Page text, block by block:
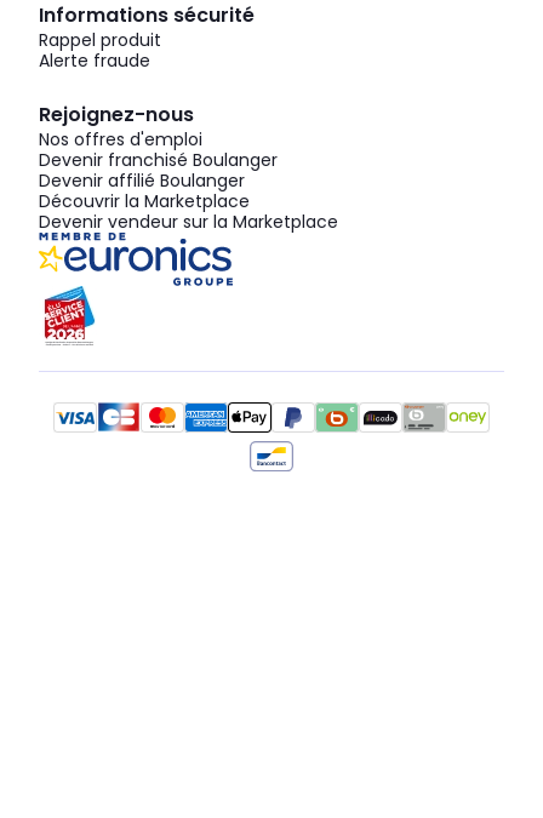
Informations sécurité
Rappel produit
Alerte fraude
Rejoignez-nous
Nos offres d'emploi
Devenir franchisé Boulanger
Devenir affilié Boulanger
Découvrir la Marketplace
Devenir vendeur sur la Marketplace